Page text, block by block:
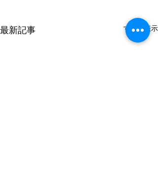
最新記事 すべて表示